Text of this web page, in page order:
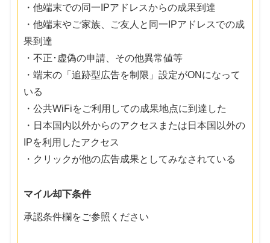
・他端末での同一IPアドレスからの成果到達
・他端末やご家族、ご友人と同一IPアドレスでの成
果到達
・不正･虚偽の申請、その他異常値等
・端末の「追跡型広告を制限」設定がONになって
いる
・公共WiFiをご利用しての成果地点に到達した
・日本国内以外からのアクセスまたは日本国以外の
IPを利用したアクセス
・クリックが他の広告成果としてみなされている
マイル却下条件
承認条件欄をご参照ください